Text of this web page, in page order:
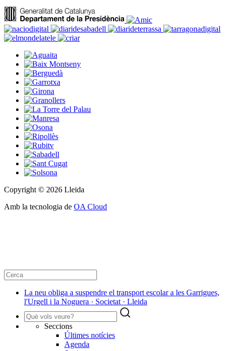
Copyright © 2026 Lleida
Amb la tecnologia de OA Cloud
La neu obliga a suspendre el transport escolar a les Garrigues,
l'Urgell i la Noguera · Societat · Lleida
Seccions
Últimes notícies
Agenda